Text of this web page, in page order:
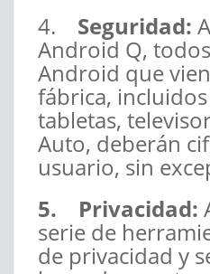
4. Seguridad:
Android Q,
Android que
fábrica,
tabletas,
Auto, deberán
usuario, sin
5. Privacidad:
serie de
de privacidad y